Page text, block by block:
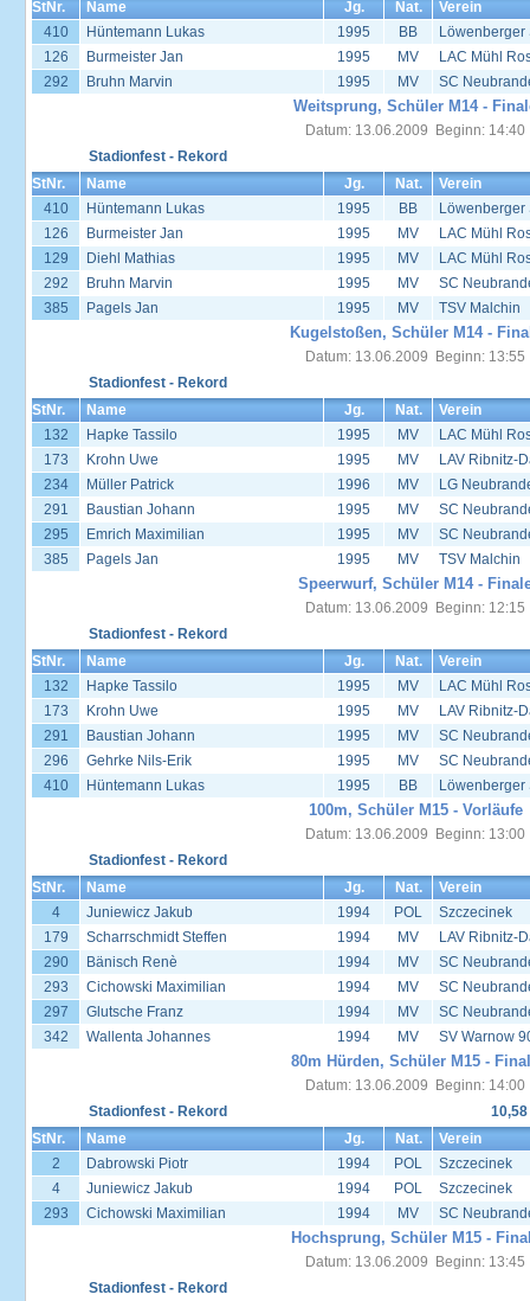
StNr. Name Jg. Nat.
Verein
410
Hüntemann Lukas 1995 BB
Löwenberger
126
Burmeister Jan 1995 MV
LAC Mühl
292
Bruhn Marvin 1995 MV SC
Weitsprung, Schüler M14 -
Datum: 13.06.2009 Beginn: 14:40
Stadionfest - Rekord
StNr.
Name Jg. Nat.
Verein
410
Hüntemann Lukas 1995 BB
Löwenberger
126
Burmeister Jan 1995 MV
LAC Mühl
129
Diehl Mathias 1995 MV
LAC Mühl
292
Bruhn Marvin 1995 MV
SC
385
Pagels Jan 1995 MV TSV Malchin
Kugelstoßen, Schüler M14 -
Datum: 13.06.2009 Beginn: 13:55
Stadionfest - Rekord
StNr.
Name Jg. Nat.
Verein
132
Hapke Tassilo 1995 MV
LAC Mühl
173
Krohn Uwe 1995 MV
LAV Ribnitz-
234
Müller Patrick 1996 MV
LG
291
Baustian Johann 1995 MV
SC
295
Emrich Maximilian 1995 MV
SC
385
Pagels Jan 1995 MV TSV Malchin
Speerwurf, Schüler M14 -
Datum: 13.06.2009 Beginn: 12:15
Stadionfest - Rekord
StNr.
Name Jg. Nat.
Verein
132
Hapke Tassilo 1995 MV
LAC Mühl
173
Krohn Uwe 1995 MV
LAV Ribnitz-
291
Baustian Johann 1995 MV
SC
296
Gehrke Nils-Erik 1995 MV
SC
410
Hüntemann Lukas 1995 BB Löwenberger
100m, Schüler M15 - Vorläufe
Datum: 13.06.2009 Beginn: 13:00
Stadionfest - Rekord
StNr.
Name Jg. Nat.
Verein
4
Juniewicz Jakub 1994 POL
Szczecinek
179
Scharrschmidt Steffen 1994 MV
LAV Ribnitz-
290
Bänisch Renè 1994 MV
SC
293
Cichowski Maximilian 1994 MV
SC
297
Glutsche Franz 1994 MV
SC
342
Wallenta Johannes 1994 MV SV Warnow
80m Hürden, Schüler M15 -
Datum: 13.06.2009 Beginn: 14:00
Stadionfest - Rekord
10,58
StNr.
Name Jg. Nat.
Verein
2
Dabrowski Piotr 1994 POL
Szczecinek
4
Juniewicz Jakub 1994 POL
Szczecinek
293
Cichowski Maximilian 1994 MV SC
Hochsprung, Schüler M15 -
Datum: 13.06.2009 Beginn: 13:45
Stadionfest - Rekord